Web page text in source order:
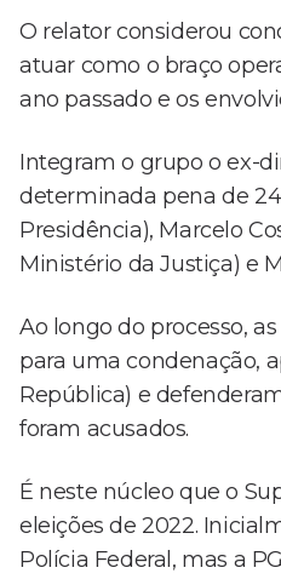
O relator considerou
atuar como o braço
ano passado e os
Integram o grupo o ex-
determinada pena de
Presidência), Marcelo
Ministério da Justiça) e
Ao longo do processo,
para uma condenação,
República) e
foram acusados.
É neste núcleo que o
eleições de 2022.
Polícia Federal, mas a